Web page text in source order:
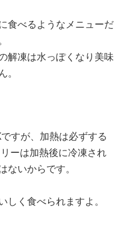
食べるようなメニューだ
解凍は水っぽくなり美味
。
すが、加熱は必ずする
ーは加熱後に冷凍され
ないからです。
しく食べられますよ。